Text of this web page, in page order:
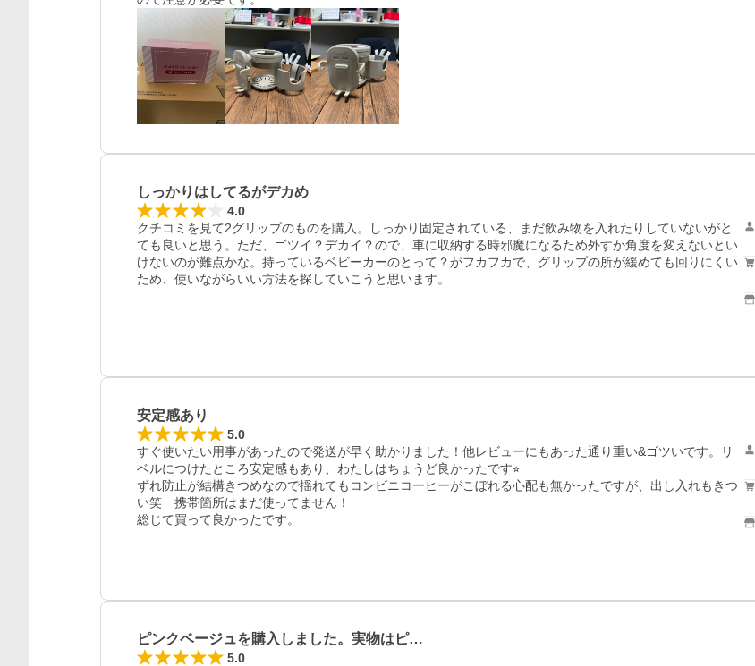
しっかりはしてるがデカめ
4.0
クチコミを見て2グリップのものを購入。しっかり固定されている、まだ飲み物を入れたりしていないがと
ても良いと思う。ただ、ゴツイ？デカイ？ので、車に収納する時邪魔になるため外すか角度を変えないとい
けないのが難点かな。持っているベビーカーのとって？がフカフカで、グリップの所が緩めても回りにくい
ため、使いながらいい方法を探していこうと思います。
安定感あり
5.0
すぐ使いたい用事があったので発送が早く助かりました！他レビューにもあった通り重い&ゴツいです。リ
ベルにつけたところ安定感もあり、わたしはちょうど良かったです⭐︎
ずれ防止が結構きつめなので揺れてもコンビニコーヒーがこぼれる心配も無かったですが、出し入れもきつ
い笑　携帯箇所はまだ使ってません！
総じて買って良かったです。
ピンクベージュを購入しました。実物はピ…
5.0